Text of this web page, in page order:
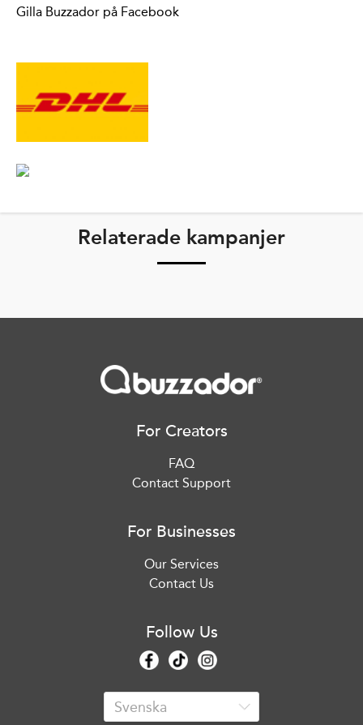
Gilla Buzzador på Facebook
Relaterade kampanjer
For Creators
FAQ
Contact Support
For Businesses
Our Services
Contact Us
Follow Us